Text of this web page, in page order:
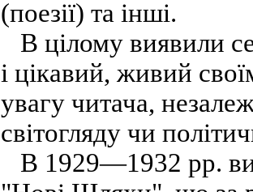
(поезії) та інші.
В цілому виявили
і цікавий, живий
увагу читача,
світогляду чи
В 1929—1932 рр.